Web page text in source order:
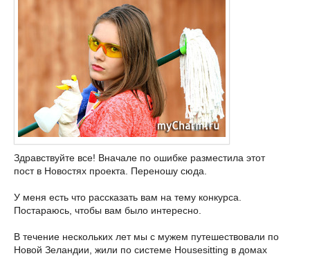
Здравствуйте все! Вначале по ошибке разместила этот
пост в Новостях проекта. Переношу сюда.
У меня есть что рассказать вам на тему конкурса.
Постараюсь, чтобы вам было интересно.
В течение нескольких лет мы с мужем путешествовали по
Новой Зеландии, жили по системе Housesitting в домах